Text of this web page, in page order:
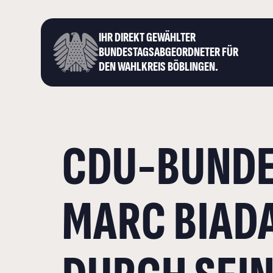
IHR DIREKT GEWÄHLTER
BUNDESTAGS­ABGEORDNETER FÜR
DEN WAHLKREIS BÖBLINGEN.
CDU-
MARC